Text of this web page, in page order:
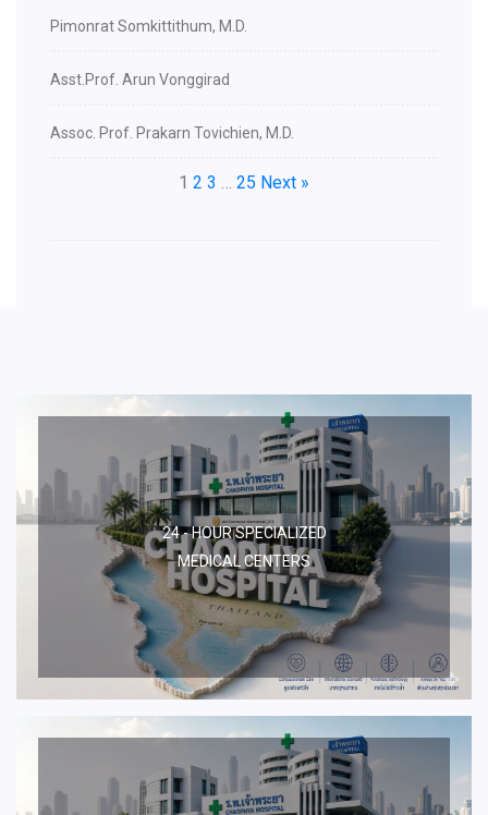
Pimonrat Somkittithum, M.D.
Asst.Prof. Arun Vonggirad
Assoc. Prof. Prakarn Tovichien, M.D.
1 2 3 … 25 Next »
24 - HOUR SPECIALIZED
MEDICAL CENTERS